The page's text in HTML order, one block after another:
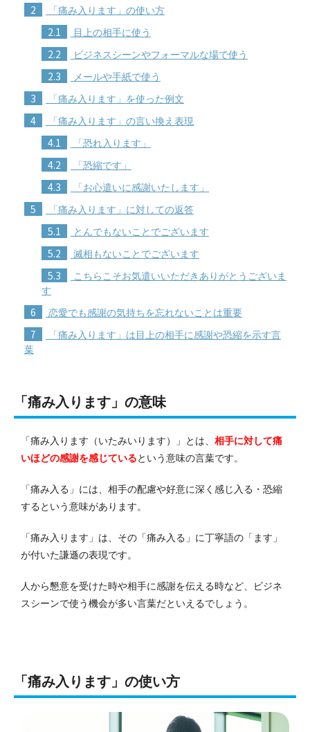
2 「痛み入ります」の使い方
2.1 目上の相手に使う
2.2 ビジネスシーンやフォーマルな場で使う
2.3 メールや手紙で使う
3 「痛み入ります」を使った例文
4 「痛み入ります」の言い換え表現
4.1 「恐れ入ります」
4.2 「恐縮です」
4.3 「お心遣いに感謝いたします」
5 「痛み入ります」に対しての返答
5.1 とんでもないことでございます
5.2 滅相もないことでございます
5.3
こちらこそお気遣いいただきありがとうございま
す
6 恋愛でも感謝の気持ちを忘れないことは重要
7
「痛み入ります」は目上の相手に感謝や恐縮を示す言
葉
「痛み入ります」の意味
「痛み入ります（いたみいります）」とは、 相手に対して痛
いほどの感謝を感じているという意味の言葉です。
「痛み入る」には、相手の配慮や好意に深く感じ入る・恐縮
するという意味があります。
「痛み入ります」は、その「痛み入る」に丁寧語の「ます」
が付いた謙遜の表現です。
人から懇意を受けた時や相手に感謝を伝える時など、ビジネ
スシーンで使う機会が多い言葉だといえるでしょう。
「痛み入ります」の使い方